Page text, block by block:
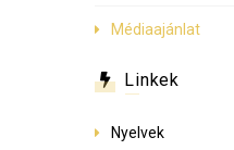
Médiaajánlat
Linkek
Nyelvek